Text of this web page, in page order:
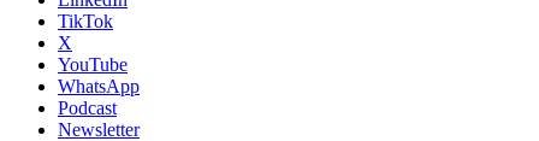
TikTok
X
YouTube
WhatsApp
Podcast
Newsletter